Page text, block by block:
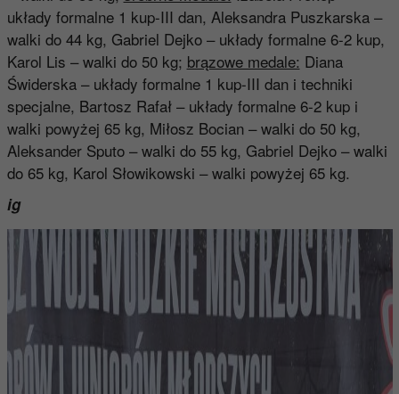
układy formalne 1 kup-III dan, Aleksandra Puszkarska –
walki do 44 kg, Gabriel Dejko – układy formalne 6-2 kup,
Karol Lis – walki do 50 kg; brązowe medale: Diana
Świderska – układy formalne 1 kup-III dan i techniki
specjalne, Bartosz Rafał – układy formalne 6-2 kup i
walki powyżej 65 kg, Miłosz Bocian – walki do 50 kg,
Aleksander Sputo – walki do 55 kg, Gabriel Dejko – walki
do 65 kg, Karol Słowikowski – walki powyżej 65 kg.
ig